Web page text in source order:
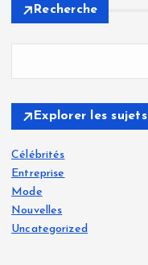
Recherche
Explorer les sujets
Célébrités
Entreprise
Mode
Nouvelles
Uncategorized